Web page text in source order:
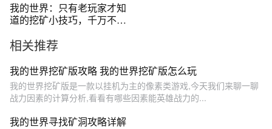
我的世界：只有老玩家才知
道的挖矿小技巧，千万不要
相关推荐
我的世界挖矿版攻略 我的世界挖矿版怎么玩
我的世界挖矿版是一款以挂机为主的像素类游戏,今天我们来聊一聊
战力因素的计算分析,看看有哪些因素能英雄战力的...
我的世界寻找矿洞攻略详解